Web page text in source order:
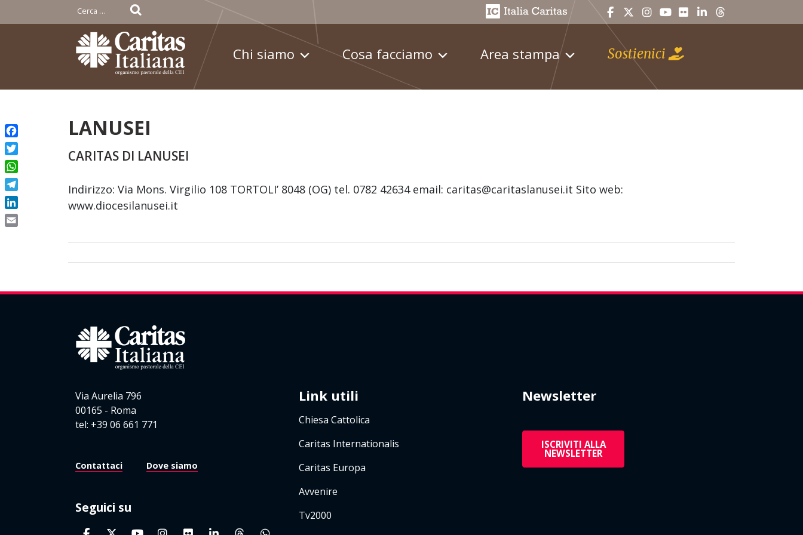
Skip
to
content
Ricerca
per:
Chi siamo Cosa facciamo Area stampa Sostienici
LANUSEI
CARITAS DI LANUSEI
Indirizzo: Via Mons. Virgilio 108 TORTOLI’ 8048 (OG) tel. 0782 42634 email: caritas@caritaslanusei.it Sito web:
www.diocesilanusei.it
Via Aurelia 796
00165 - Roma
tel: +39 06 661 771
Contattaci Dove siamo
Seguici su
Link utili
Chiesa Cattolica
Caritas Internationalis
Caritas Europa
Avvenire
Tv2000
Newsletter
ISCRIVITI ALLA
NEWSLETTER
Facebook
Twitter
WhatsApp
Telegram
LinkedIn